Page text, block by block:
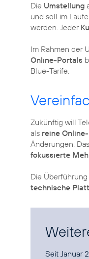
Die Umstellung
und soll im
werden. Jeder
Im Rahmen der
Online-Portals
Blue-Tarife.
Zukünftig will
als reine
Änderungen.
fokussierte
Die
technische
Seit Januar